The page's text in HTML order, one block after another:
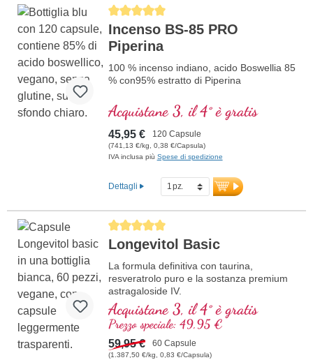
Average rating of 5 out of 5 stars
Incenso BS-85 PRO
Piperina
100 % incenso indiano, acido Boswellia 85
% con95% estratto di Piperina
Acquistane 3, il 4° è gratis
45,95 € 120 Capsule
(741,13 €/kg, 0,38 €/Capsula)
IVA inclusa più Spese di spedizione
Dettagli
Average rating of 5 out of 5 stars
Longevitol Basic
La formula definitiva con taurina,
resveratrolo puro e la sostanza premium
astragaloside IV.
Acquistane 3, il 4° è gratis
Prezzo speciale: 49,95 €
59,95 € 60 Capsule
(1.387,50 €/kg, 0,83 €/Capsula)